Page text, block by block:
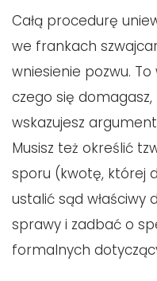
Całą procedurę
we frankach
wniesienie pozwu. To
czego się
wskazujesz
Musisz też określić
sporu (kwotę, której
ustalić sąd właściwy
sprawy i zadbać o
formalnych